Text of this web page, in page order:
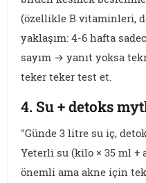
(özellikle B vitaminleri,
yaklaşım: 4-6 hafta
sayım → yanıt yoksa
teker teker test et.
4. Su + detoks
"Günde 3 litre su iç,
Yeterli su (kilo × 35 ml
önemli ama akne için